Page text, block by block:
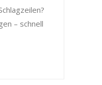
– schnell